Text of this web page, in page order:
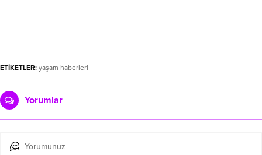
ETİKETLER: yaşam haberleri
Yorumlar